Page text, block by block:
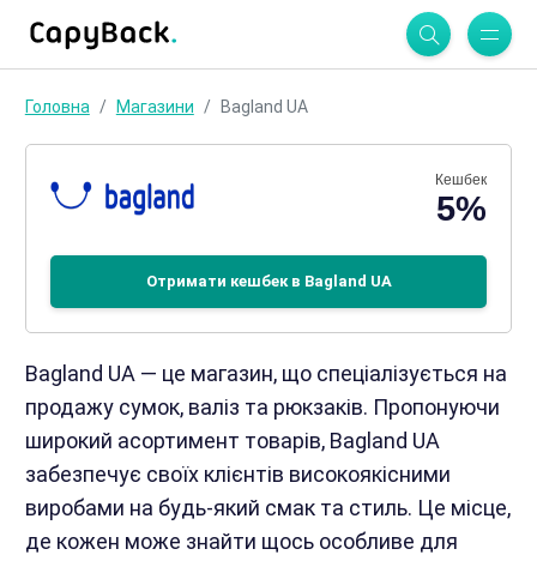
Головна Магазини Bagland UA
Кешбек
5%
Отримати кешбек в Bagland UA
Bagland UA — це магазин, що спеціалізується на
продажу сумок, валіз та рюкзаків. Пропонуючи
широкий асортимент товарів, Bagland UA
забезпечує своїх клієнтів високоякісними
виробами на будь-який смак та стиль. Це місце,
де кожен може знайти щось особливе для